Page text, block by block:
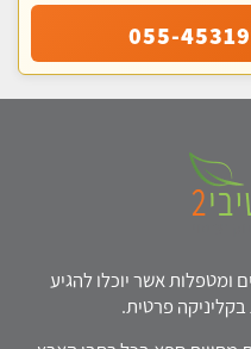
055-
ומטפלות אשר יוכלו להגיע
פרטית.